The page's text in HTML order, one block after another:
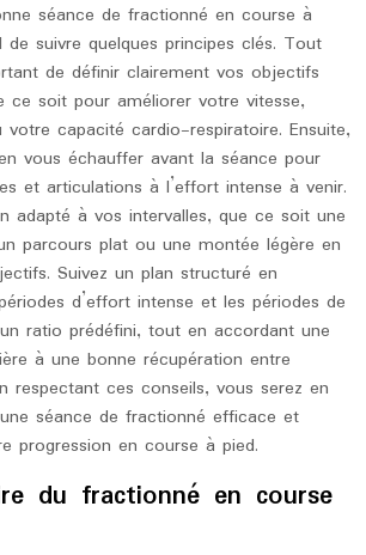
séance de fractionné en course à
suivre quelques principes clés. Tout
de définir clairement vos objectifs
ce soit pour améliorer votre vitesse,
capacité cardio-respiratoire. Ensuite,
vous échauffer avant la séance pour
et articulations à l’effort intense à venir.
adapté à vos intervalles, que ce soit une
parcours plat ou une montée légère en
Suivez un plan structuré en
d’effort intense et les périodes de
ratio prédéfini, tout en accordant une
à une bonne récupération entre
respectant ces conseils, vous serez en
séance de fractionné efficace et
progression en course à pied.
du fractionné en course